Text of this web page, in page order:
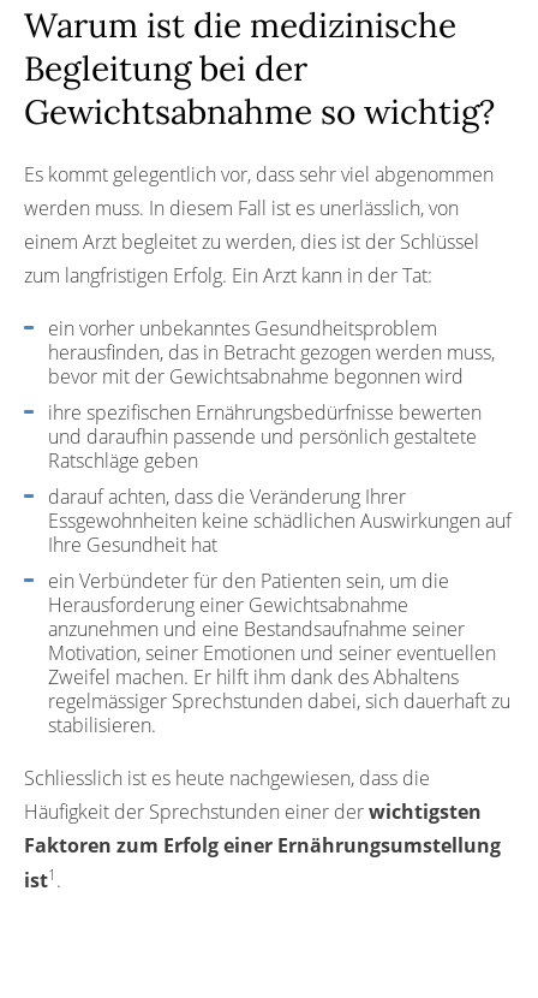
Warum ist die medizinische
Begleitung bei der
Gewichtsabnahme so wichtig?
Es kommt gelegentlich vor, dass sehr viel abgenommen
werden muss. In diesem Fall ist es unerlässlich, von
einem Arzt begleitet zu werden, dies ist der Schlüssel
zum langfristigen Erfolg. Ein Arzt kann in der Tat:
ein vorher unbekanntes Gesundheitsproblem
herausfinden, das in Betracht gezogen werden muss,
bevor mit der Gewichtsabnahme begonnen wird
ihre spezifischen Ernährungsbedürfnisse bewerten
und daraufhin passende und persönlich gestaltete
Ratschläge geben
darauf achten, dass die Veränderung Ihrer
Essgewohnheiten keine schädlichen Auswirkungen auf
Ihre Gesundheit hat
ein Verbündeter für den Patienten sein, um die
Herausforderung einer Gewichtsabnahme
anzunehmen und eine Bestandsaufnahme seiner
Motivation, seiner Emotionen und seiner eventuellen
Zweifel machen. Er hilft ihm dank des Abhaltens
regelmässiger Sprechstunden dabei, sich dauerhaft zu
stabilisieren.
Schliesslich ist es heute nachgewiesen, dass die
Häufigkeit der Sprechstunden einer derwichtigsten
Faktoren zum Erfolg einer Ernährungsumstellung
ist1 .